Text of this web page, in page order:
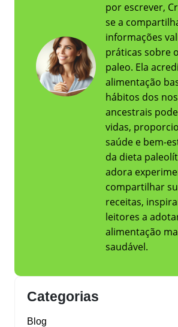
por escrever,
se a
informações
práticas sobre
paleo. Ela
alimentação
hábitos dos
ancestrais
vidas,
saúde e bem-
da dieta
adora
compartilhar
receitas,
leitores a
alimentação
saudável.
Categorias
Blog